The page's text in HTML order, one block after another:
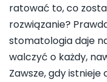
ratować to, co
rozwiązanie?
stomatologia daje
walczyć o każdy,
Zawsze, gdy